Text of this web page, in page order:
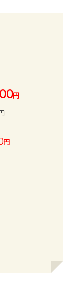
円
円